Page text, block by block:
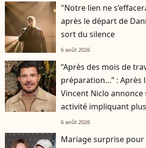
"Notre lien ne
après le départ de
sort du silence
6 août 2026
“Après des mois de
préparation…” : Après
Vincent Niclo annonce
activité impliquant
personnalités
6 août 2026
Mariage surprise